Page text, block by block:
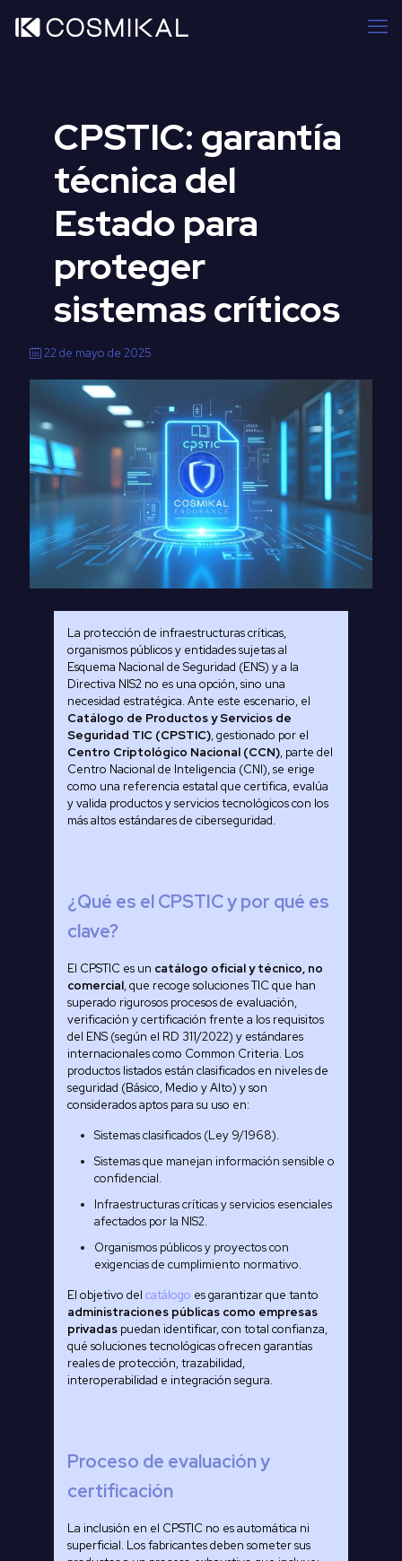
CPSTIC: garantía
técnica del
Estado para
proteger
sistemas críticos
22 de mayo de 2025
La protección de infraestructuras críticas,
organismos públicos y entidades sujetas al
Esquema Nacional de Seguridad (ENS) y a la
Directiva NIS2 no es una opción, sino una
necesidad estratégica. Ante este escenario, el
Catálogo de Productos y Servicios de
Seguridad TIC (CPSTIC), gestionado por el
Centro Criptológico Nacional (CCN), parte del
Centro Nacional de Inteligencia (CNI), se erige
como una referencia estatal que certifica, evalúa
y valida productos y servicios tecnológicos con los
más altos estándares de ciberseguridad.
¿Qué es el CPSTIC y por qué es
clave?
El CPSTIC es un catálogo oficial y técnico, no
comercial, que recoge soluciones TIC que han
superado rigurosos procesos de evaluación,
verificación y certificación frente a los requisitos
del ENS (según el RD 311/2022) y estándares
internacionales como Common Criteria. Los
productos listados están clasificados en niveles de
seguridad (Básico, Medio y Alto) y son
considerados aptos para su uso en:
Sistemas clasificados (Ley 9/1968).
Sistemas que manejan información sensible o
confidencial.
Infraestructuras críticas y servicios esenciales
afectados por la NIS2.
Organismos públicos y proyectos con
exigencias de cumplimiento normativo.
El objetivo del catálogo es garantizar que tanto
administraciones públicas como empresas
privadas puedan identificar, con total confianza,
qué soluciones tecnológicas ofrecen garantías
reales de protección, trazabilidad,
interoperabilidad e integración segura.
Proceso de evaluación y
certificación
La inclusión en el CPSTIC no es automática ni
superficial. Los fabricantes deben someter sus